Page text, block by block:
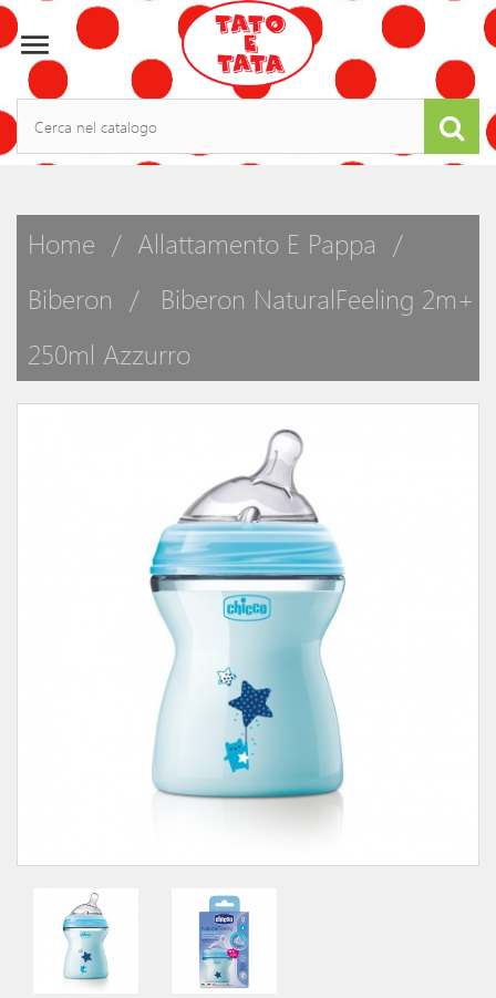

Home
Allattamento E Pappa
Biberon
Biberon NaturalFeeling 2m+
250ml Azzurro